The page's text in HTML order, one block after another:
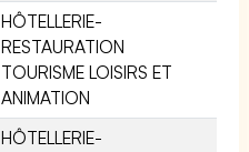
HÔTELLERIE-
RESTAURATION
TOURISME LOISIRS ET
ANIMATION
HÔTELLERIE-